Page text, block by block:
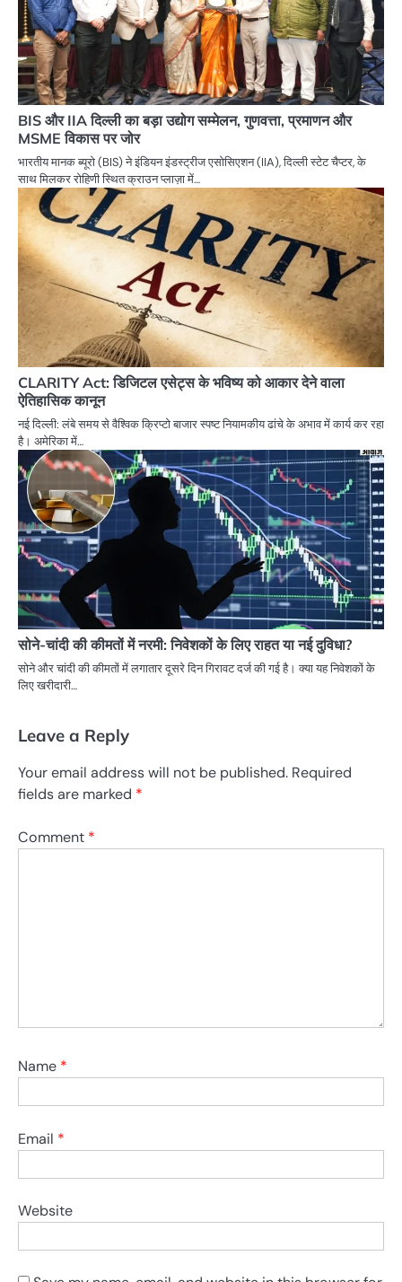
BIS और IIA दिल्ली का बड़ा उद्योग सम्मेलन, गुणवत्ता, प्रमाणन और
MSME विकास पर जोर
भारतीय मानक ब्यूरो (BIS) ने इंडियन इंडस्ट्रीज एसोसिएशन (IIA), दिल्ली स्टेट चैप्टर, के
साथ मिलकर रोहिणी स्थित क्राउन प्लाज़ा में…
CLARITY Act: डिजिटल एसेट्स के भविष्य को आकार देने वाला
ऐतिहासिक कानून
नई दिल्ली: लंबे समय से वैश्विक क्रिप्टो बाजार स्पष्ट नियामकीय ढांचे के अभाव में कार्य कर रहा
है। अमेरिका में…
सोने-चांदी की कीमतों में नरमी: निवेशकों के लिए राहत या नई दुविधा?
सोने और चांदी की कीमतों में लगातार दूसरे दिन गिरावट दर्ज की गई है। क्या यह निवेशकों के
लिए खरीदारी…
Leave a Reply
Your email address will not be published. Required
fields are marked *
Comment *
Name *
Email *
Website